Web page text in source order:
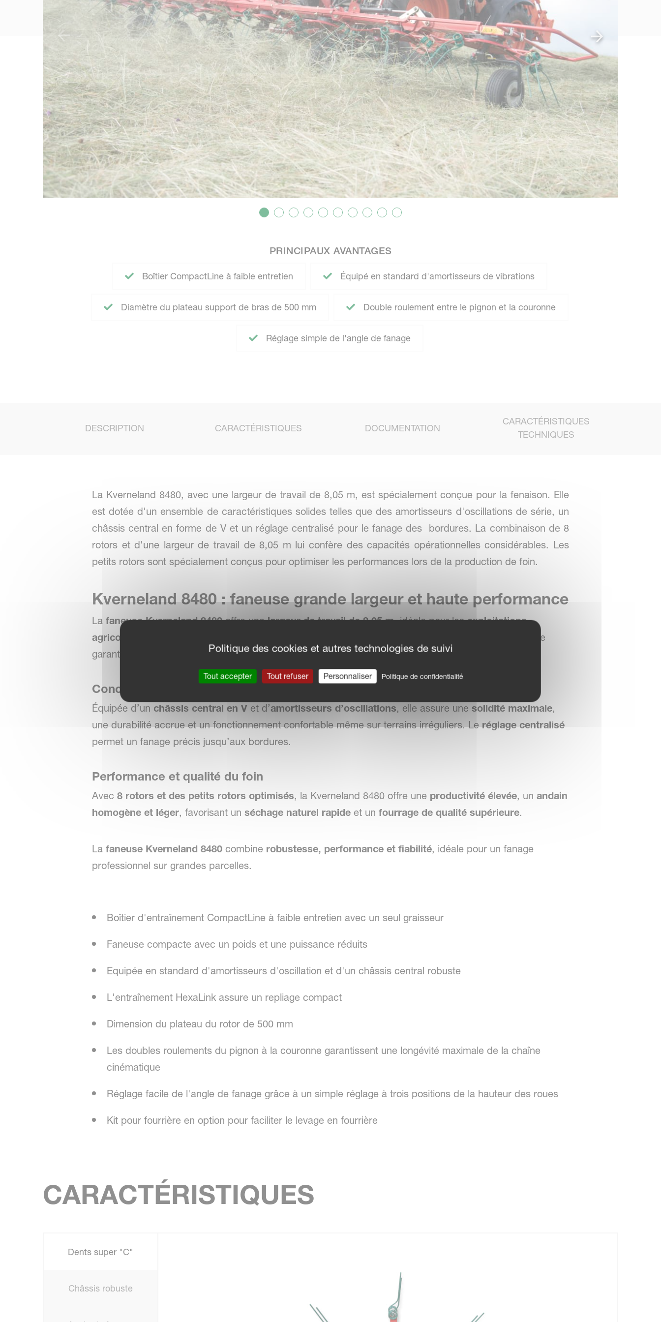
PRINCIPAUX AVANTAGES
Boîtier CompactLine à faible entretien Équipé en standard d'amortisseurs de vibrations
Diamètre du plateau support de bras de 500 mm Double roulement entre le pignon et la couronne
Réglage simple de l'angle de fanage
DESCRIPTION CARACTÉRISTIQUES DOCUMENTATION
CARACTÉRISTIQUES
TECHNIQUES
La Kverneland 8480, avec une largeur de travail de 8,05 m, est spécialement conçue pour la fenaison. Elle
est dotée d'un ensemble de caractéristiques solides telles que des amortisseurs d'oscillations de série, un
châssis central en forme de V et un réglage centralisé pour le fanage des bordures. La combinaison de 8
rotors et d'une largeur de travail de 8,05 m lui confère des capacités opérationnelles considérables. Les
petits rotors sont spécialement conçus pour optimiser les performances lors de la production de foin.
Kverneland 8480 : faneuse grande largeur et haute performance
La faneuse Kverneland 8480offre unelargeur de travail de 8,05 m, idéale pour lesexploitations
agricoles professionnelles
sur de grandes surfaces. Elle
garantit un
foin sec de qualitéavec un travail précis et rapide.
Conception robuste et stabilité
Équipée d’un châssis central en Vet d’amortisseurs d’oscillations, elle assure une solidité maximale,
une durabilité accrue et un fonctionnement confortable même sur terrains irréguliers. Leréglage centralisé
permet un fanage précis jusqu’aux bordures.
Performance et qualité du foin
Avec 8 rotors et des petits rotors optimisés, la Kverneland 8480 offre une productivité élevée, un andain
homogène et léger, favorisant un séchage naturel rapideet un fourrage de qualité supérieure.
La faneuse Kverneland 8480combine robustesse, performance et fiabilité, idéale pour un fanage
professionnel sur grandes parcelles.
Boîtier d'entraînement CompactLine à faible entretien avec un seul graisseur
Faneuse compacte avec un poids et une puissance réduits
Equipée en standard d'amortisseurs d'oscillation et d'un châssis central robuste
L'entraînement HexaLink assure un repliage compact
Dimension du plateau du rotor de 500 mm
Les doubles roulements du pignon à la couronne garantissent une longévité maximale de la chaîne
cinématique
Réglage facile de l'angle de fanage grâce à un simple réglage à trois positions de la hauteur des roues
Kit pour fourrière en option pour faciliter le levage en fourrière
CARACTÉRISTIQUES
Dents super "C"
Châssis robuste
Politique des cookies et autres technologies de suivi
Tout accepter Tout refuser Personnaliser Politique de confidentialité